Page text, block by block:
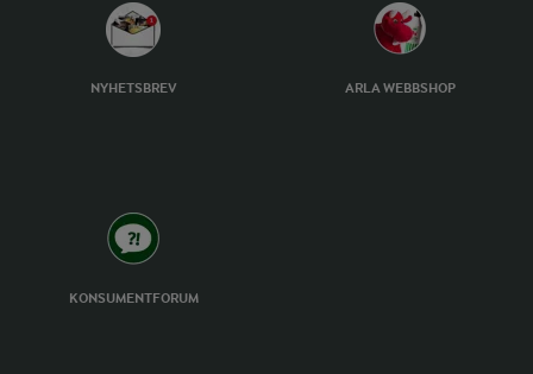
NYHETSBREV ARLA WEBBSHOP
KONSUMENTFORUM